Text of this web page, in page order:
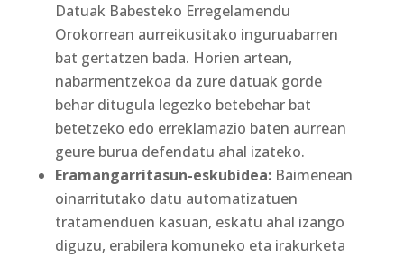
Datuak Babesteko Erregelamendu
Orokorrean aurreikusitako inguruabarren
bat gertatzen bada. Horien artean,
nabarmentzekoa da zure datuak gorde
behar ditugula legezko betebehar bat
betetzeko edo erreklamazio baten aurrean
geure burua defendatu ahal izateko.
Eramangarritasun-eskubidea:Baimenean
oinarritutako datu automatizatuen
tratamenduen kasuan, eskatu ahal izango
diguzu, erabilera komuneko eta irakurketa